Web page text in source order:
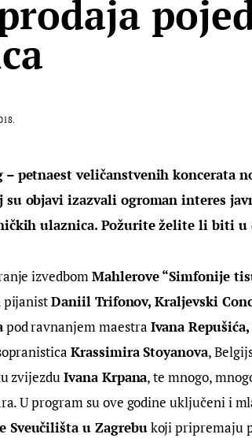
– petnaest veličanstvenih koncerata
su objavi izazvali ogroman interes
ulaznica. Požurite želite li biti
izvedbom Mahlerove “Simfonije
pijanist Daniil Trifonov, Kraljevski
pod ravnanjem maestra Ivana
Krassimira Stoyanova,
zvijezdu Ivana Krpana, te mnogo,
U program su ove godine uključeni i
Sveučilišta u Zagrebu koji pripremaju